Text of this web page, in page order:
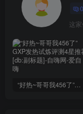
0
这
“好热~哥哥我456了”GXP发热试炼评测4星推荐[db:副标题]